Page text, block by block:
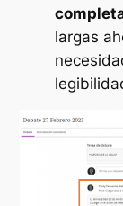
largas